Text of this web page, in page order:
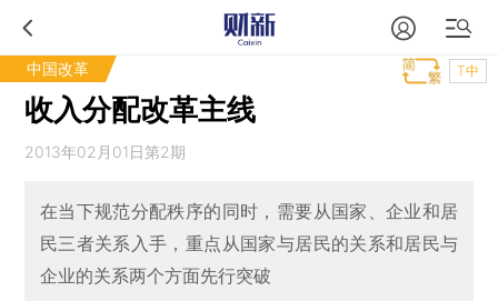
中国改革 T中
收入分配改革主线
2013年02月01日第2期
在当下规范分配秩序的同时，需要从国家、企业和居
民三者关系入手，重点从国家与居民的关系和居民与
企业的关系两个方面先行突破